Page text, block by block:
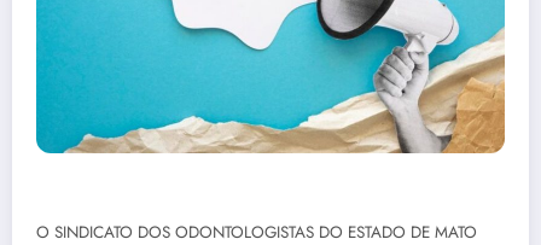
O SINDICATO DOS ODONTOLOGISTAS DO ESTADO DE MATO